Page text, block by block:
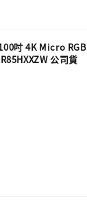
吋 4K Micro RGB
公司貨